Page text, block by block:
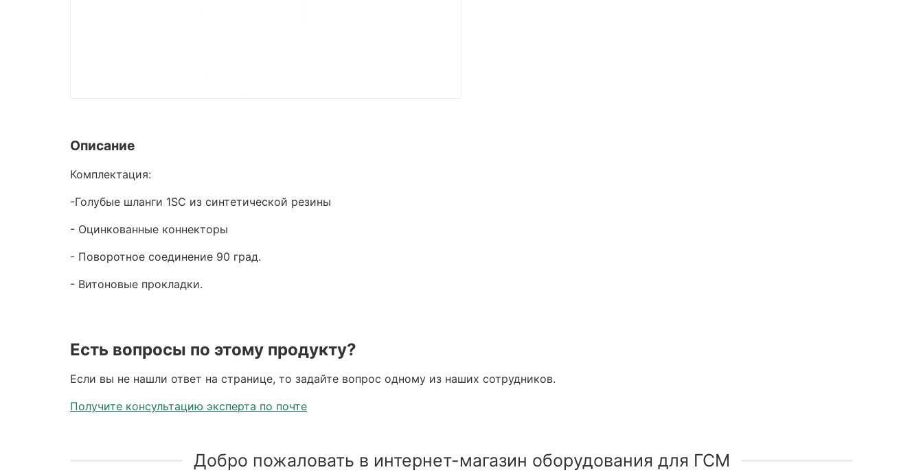
Описание
Комплектация:
-Голубые шланги 1SC из синтетической резины
- Оцинкованные коннекторы
- Поворотное соединение 90 град.
- Витоновые прокладки.
Есть вопросы по этому продукту?
Если вы не нашли ответ на странице, то задайте вопрос одному из наших сотрудников.
Получите консультацию эксперта по почте
Добро пожаловать в интернет-магазин оборудования для ГСМ